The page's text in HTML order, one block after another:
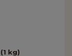
kg)